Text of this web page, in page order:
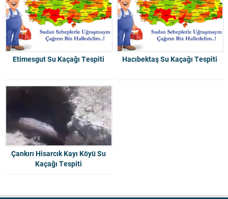
Etimesgut Su Kaçağı Tespiti Hacıbektaş Su Kaçağı Tespiti
Çankırı Hisarcık Kayı Köyü Su
Kaçağı Tespiti